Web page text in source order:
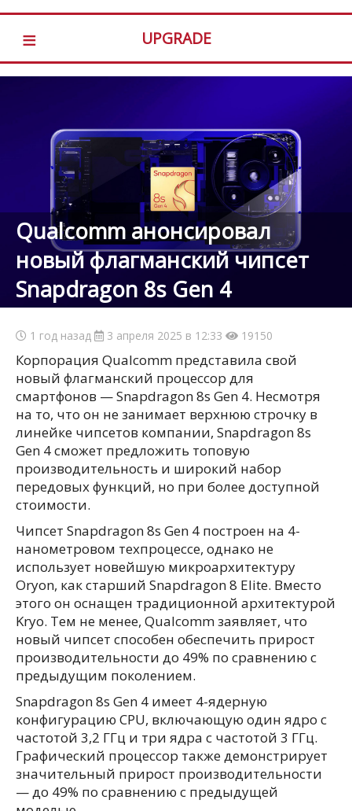
≡ UPGRADE
Qualcomm анонсировал
новый флагманский чипсет
Snapdragon 8s Gen 4
1 год назад 3 апреля 2025 в 12:33 19150
Корпорация Qualcomm представила свой
новый флагманский процессор для
смартфонов — Snapdragon 8s Gen 4. Несмотря
на то, что он не занимает верхнюю строчку в
линейке чипсетов компании, Snapdragon 8s
Gen 4 сможет предложить топовую
производительность и широкий набор
передовых функций, но при более доступной
стоимости.
Чипсет Snapdragon 8s Gen 4 построен на 4-
нанометровом техпроцессе, однако не
использует новейшую микроархитектуру
Oryon, как старший Snapdragon 8 Elite. Вместо
этого он оснащен традиционной архитектурой
Kryo. Тем не менее, Qualcomm заявляет, что
новый чипсет способен обеспечить прирост
производительности до 49% по сравнению с
предыдущим поколением.
Snapdragon 8s Gen 4 имеет 4-ядерную
конфигурацию CPU, включающую один ядро с
частотой 3,2 ГГц и три ядра с частотой 3 ГГц.
Графический процессор также демонстрирует
значительный прирост производительности
— до 49% по сравнению с предыдущей